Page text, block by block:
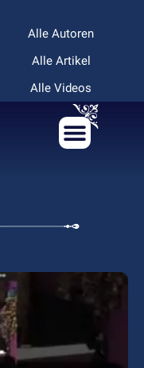
Alle Autoren
Alle Artikel
Alle Videos